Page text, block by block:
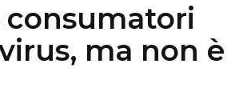
consumatori
ma non è